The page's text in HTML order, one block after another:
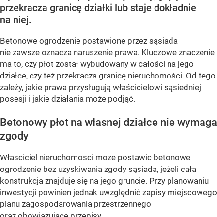
przekracza granicę działki lub staje dokładnie
na niej.
Betonowe ogrodzenie postawione przez sąsiada
nie zawsze oznacza naruszenie prawa. Kluczowe znaczenie
ma to, czy płot został wybudowany w całości na jego
działce, czy też przekracza granicę nieruchomości. Od tego
zależy, jakie prawa przysługują właścicielowi sąsiedniej
posesji i jakie działania może podjąć.
Betonowy płot na własnej działce nie wymaga
zgody
Właściciel nieruchomości może postawić betonowe
ogrodzenie bez uzyskiwania zgody sąsiada, jeżeli cała
konstrukcja znajduje się na jego gruncie. Przy planowaniu
inwestycji powinien jednak uwzględnić zapisy miejscowego
planu zagospodarowania przestrzennego